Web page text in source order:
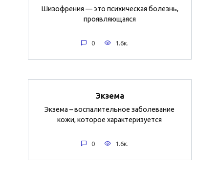
Шизофрения — это психическая болезнь,
проявляющаяся
0 1.6к.
Экзема
Экзема – воспалительное заболевание
кожи, которое характеризуется
0 1.6к.